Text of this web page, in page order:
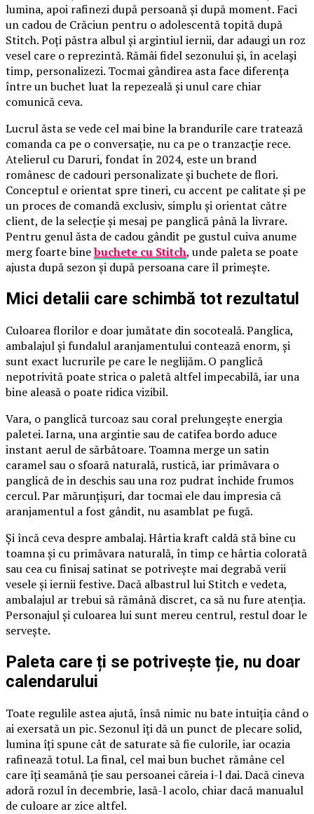
lumina, apoi rafinezi după persoană și după moment. Faci
un cadou de Crăciun pentru o adolescentă topită după
Stitch. Poți păstra albul și argintiul iernii, dar adaugi un roz
vesel care o reprezintă. Rămâi fidel sezonului și, în același
timp, personalizezi. Tocmai gândirea asta face diferența
între un buchet luat la repezeală și unul care chiar
comunică ceva.
Lucrul ăsta se vede cel mai bine la brandurile care tratează
comanda ca pe o conversație, nu ca pe o tranzacție rece.
Atelierul cu Daruri, fondat în 2024, este un brand
românesc de cadouri personalizate și buchete de flori.
Conceptul e orientat spre tineri, cu accent pe calitate și pe
un proces de comandă exclusiv, simplu și orientat către
client, de la selecție și mesaj pe panglică până la livrare.
Pentru genul ăsta de cadou gândit pe gustul cuiva anume
merg foarte binebuchete cu Stitch, unde paleta se poate
ajusta după sezon și după persoana care îl primește.
Mici detalii care schimbă tot rezultatul
Culoarea florilor e doar jumătate din socoteală. Panglica,
ambalajul și fundalul aranjamentului contează enorm, și
sunt exact lucrurile pe care le neglijăm. O panglică
nepotrivită poate strica o paletă altfel impecabilă, iar una
bine aleasă o poate ridica vizibil.
Vara, o panglică turcoaz sau coral prelungește energia
paletei. Iarna, una argintie sau de catifea bordo aduce
instant aerul de sărbătoare. Toamna merge un satin
caramel sau o sfoară naturală, rustică, iar primăvara o
panglică de in deschis sau una roz pudrat închide frumos
cercul. Par mărunțișuri, dar tocmai ele dau impresia că
aranjamentul a fost gândit, nu asamblat pe fugă.
Și încă ceva despre ambalaj. Hârtia kraft caldă stă bine cu
toamna și cu primăvara naturală, în timp ce hârtia colorată
sau cea cu finisaj satinat se potrivește mai degrabă verii
vesele și iernii festive. Dacă albastrul lui Stitch e vedeta,
ambalajul ar trebui să rămână discret, ca să nu fure atenția.
Personajul și culoarea lui sunt mereu centrul, restul doar le
servește.
Paleta care ți se potrivește ție, nu doar
calendarului
Toate regulile astea ajută, însă nimic nu bate intuiția când o
ai exersată un pic. Sezonul îți dă un punct de plecare solid,
lumina îți spune cât de saturate să fie culorile, iar ocazia
rafinează totul. La final, cel mai bun buchet rămâne cel
care îți seamănă ție sau persoanei căreia i-l dai. Dacă cineva
adoră rozul în decembrie, lasă-l acolo, chiar dacă manualul
de culoare ar zice altfel.